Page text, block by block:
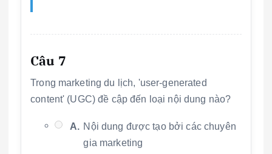
Câu 7
Trong marketing du lịch, 'user-generated
content' (UGC) đề cập đến loại nội dung nào?
A. Nội dung được tạo bởi các chuyên
gia marketing